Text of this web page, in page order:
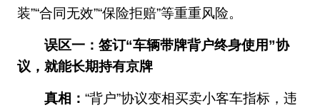
装”“合同无效”“保险拒赔”等重重风险。
误区一：签订“车辆带牌背户终身使用”协
议，就能长期持有京牌
真相： “背户”协议变相买卖小客车指标，违